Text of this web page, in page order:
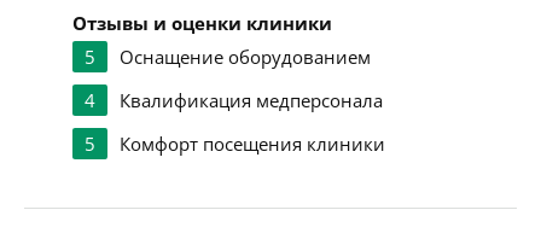
Отзывы и оценки клиники
5
Оснащение оборудованием
4
Квалификация медперсонала
5
Комфорт посещения клиники